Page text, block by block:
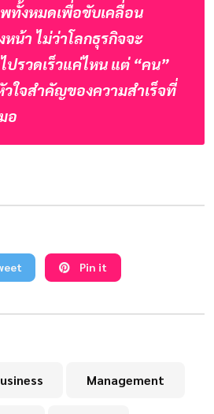
ทั้งหมดเพื่อขับเคลื่อน
หน้า ไม่ว่าโลกธุรกิจจะ
ปรวดเร็วแค่ไหน แต่ “คน”
วใจสำคัญของความสำเร็จที่
อ
Pin it
Management